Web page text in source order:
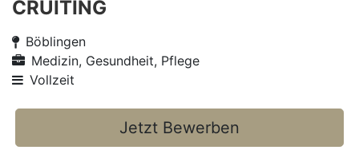
CRUITING
Böblingen
Medizin, Gesundheit, Pflege
Vollzeit
Jetzt Bewerben